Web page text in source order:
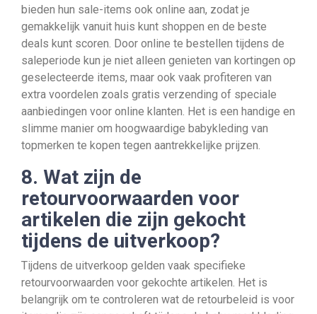
bieden hun sale-items ook online aan, zodat je
gemakkelijk vanuit huis kunt shoppen en de beste
deals kunt scoren. Door online te bestellen tijdens de
saleperiode kun je niet alleen genieten van kortingen op
geselecteerde items, maar ook vaak profiteren van
extra voordelen zoals gratis verzending of speciale
aanbiedingen voor online klanten. Het is een handige en
slimme manier om hoogwaardige babykleding van
topmerken te kopen tegen aantrekkelijke prijzen.
8. Wat zijn de
retourvoorwaarden voor
artikelen die zijn gekocht
tijdens de uitverkoop?
Tijdens de uitverkoop gelden vaak specifieke
retourvoorwaarden voor gekochte artikelen. Het is
belangrijk om te controleren wat de retourbeleid is voor